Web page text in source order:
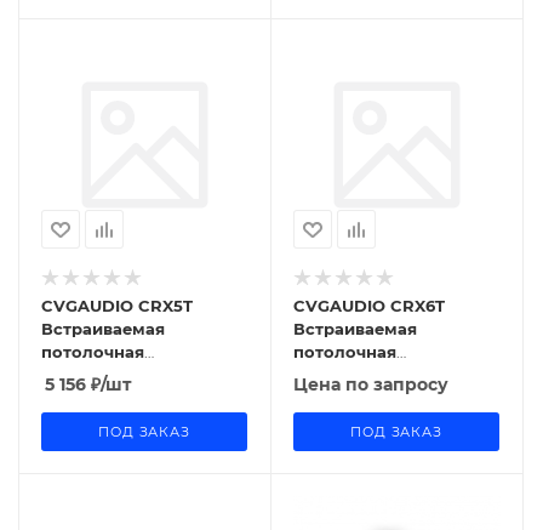
CVGAUDIO CRX5T
Встраиваемая
потолочная
двухполосная
акустическая система
5 156 ₽/шт
ПОД ЗАКАЗ
CVGAUDIO CRX6T
Встраиваемая
потолочная
двухполосная
акустическая система
Цена по запросу
ПОД ЗАКАЗ